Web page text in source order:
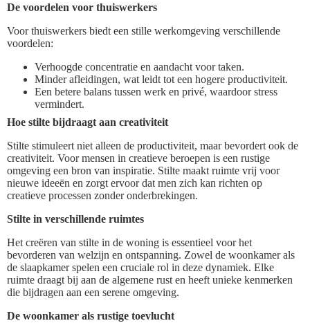
De voordelen voor thuiswerkers
Voor thuiswerkers biedt een stille werkomgeving verschillende
voordelen:
Verhoogde concentratie en aandacht voor taken.
Minder afleidingen, wat leidt tot een hogere productiviteit.
Een betere balans tussen werk en privé, waardoor stress
vermindert.
Hoe stilte bijdraagt aan creativiteit
Stilte stimuleert niet alleen de productiviteit, maar bevordert ook de
creativiteit. Voor mensen in creatieve beroepen is een rustige
omgeving een bron van inspiratie. Stilte maakt ruimte vrij voor
nieuwe ideeën en zorgt ervoor dat men zich kan richten op
creatieve processen zonder onderbrekingen.
Stilte in verschillende ruimtes
Het creëren van stilte in de woning is essentieel voor het
bevorderen van welzijn en ontspanning. Zowel de woonkamer als
de slaapkamer spelen een cruciale rol in deze dynamiek. Elke
ruimte draagt bij aan de algemene rust en heeft unieke kenmerken
die bijdragen aan een serene omgeving.
De woonkamer als rustige toevlucht